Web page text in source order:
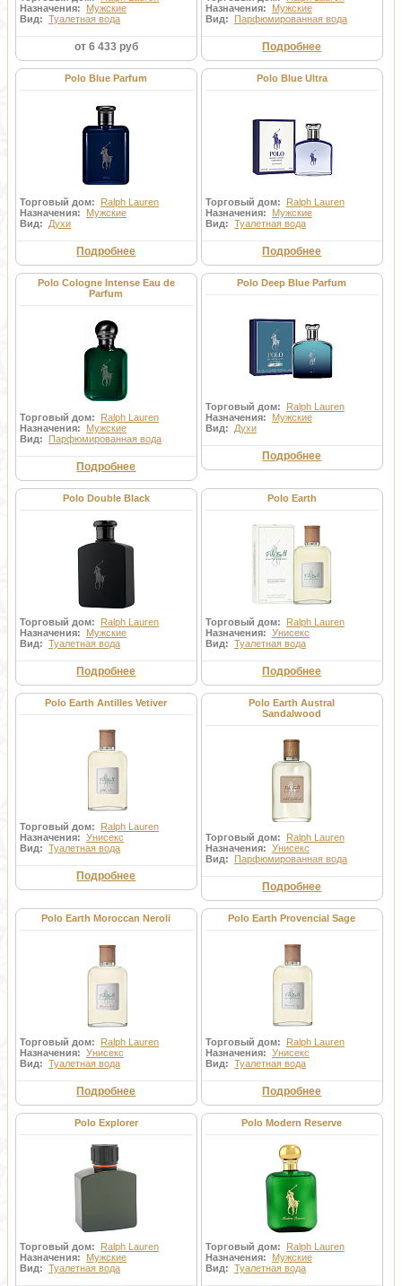
Назначения: Мужские
Вид: Туалетная вода
от 6 433 руб
Назначения: Мужские
Вид: Парфюмированная вода
Подробнее
Polo Blue Parfum
Торговый дом: Ralph Lauren
Назначения: Мужские
Вид: Духи
Подробнее
Polo Blue Ultra
Торговый дом: Ralph Lauren
Назначения: Мужские
Вид: Туалетная вода
Подробнее
Polo Cologne Intense Eau de
Parfum
Торговый дом: Ralph Lauren
Назначения: Мужские
Вид: Парфюмированная вода
Подробнее
Polo Deep Blue Parfum
Торговый дом: Ralph Lauren
Назначения: Мужские
Вид: Духи
Подробнее
Polo Double Black
Торговый дом: Ralph Lauren
Назначения: Мужские
Вид: Туалетная вода
Подробнее
Polo Earth
Торговый дом: Ralph Lauren
Назначения: Унисекс
Вид: Туалетная вода
Подробнее
Polo Earth Antilles Vetiver
Торговый дом: Ralph Lauren
Назначения: Унисекс
Вид: Туалетная вода
Подробнее
Polo Earth Austral
Sandalwood
Торговый дом: Ralph Lauren
Назначения: Унисекс
Вид: Парфюмированная вода
Подробнее
Polo Earth Moroccan Neroli
Торговый дом: Ralph Lauren
Назначения: Унисекс
Вид: Туалетная вода
Подробнее
Polo Earth Provencial Sage
Торговый дом: Ralph Lauren
Назначения: Унисекс
Вид: Туалетная вода
Подробнее
Polo Explorer
Торговый дом: Ralph Lauren
Назначения: Мужские
Вид: Туалетная вода
Polo Modern Reserve
Торговый дом: Ralph Lauren
Назначения: Мужские
Вид: Туалетная вода